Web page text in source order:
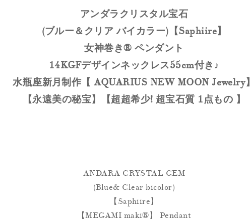
アンダラクリスタル宝石
(ブルー＆クリア バイカラー)【Saphiire】
女神巻き® ペンダント
14KGFデザインネックレス55cm付き♪
水瓶座新月制作【 AQUARIUS NEW MOON Jewelry】
【永遠美の秘宝】【超超希少! 超宝石質 1点もの 】
ANDARA CRYSTAL GEM
(Blue& Clear bicolor)
【Saphiire】
【MEGAMI maki®︎】 Pendant